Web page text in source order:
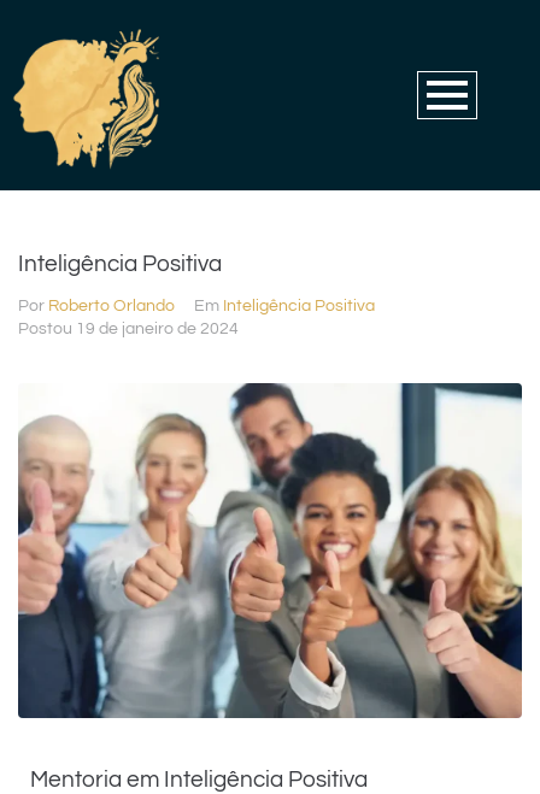
Inteligência Positiva
Por Roberto Orlando Em Inteligência Positiva
Postou 19 de janeiro de 2024
Mentoria em Inteligência Positiva